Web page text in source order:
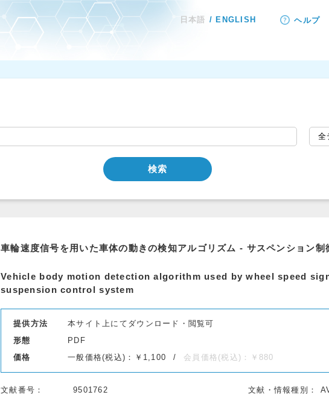
日本語 ENGLISH ヘルプ
検索
車輪速度信号を用いた車体の動きの検知アルゴリズム - サスペンション制
Vehicle body motion detection algorithm used by wheel speed
suspension control system
提供方法
本サイト上にてダウンロード・閲覧可
形態
PDF
価格
一般価格(税込)：￥1,100 会員価格(税込)：￥880
文献番号 9501762 文献・情報種別